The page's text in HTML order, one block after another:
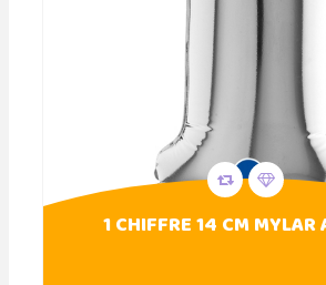
1 CHIFFRE 14 CM MYLAR